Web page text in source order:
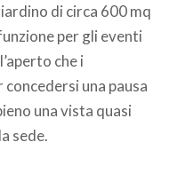
di circa 600 mq
per gli eventi
che i
una pausa
una vista quasi
sede.